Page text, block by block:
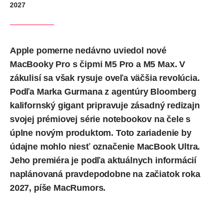
2027
Apple pomerne nedávno uviedol nové
MacBooky Pro s čipmi M5 Pro a M5 Max. V
zákulisí sa však rysuje oveľa väčšia revolúcia.
Podľa Marka Gurmana z agentúry Bloomberg
kalifornský gigant pripravuje zásadný redizajn
svojej prémiovej série notebookov na čele s
úplne novým produktom. Toto zariadenie by
údajne mohlo niesť označenie MacBook Ultra.
Jeho premiéra je podľa aktuálnych informácií
naplánovaná pravdepodobne na začiatok roka
2027, píše MacRumors.